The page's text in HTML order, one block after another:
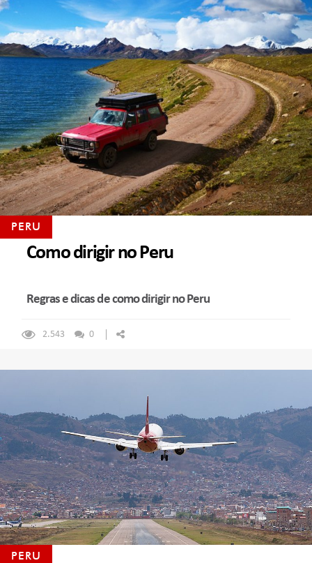
PERU
Como dirigir no Peru
Regras e dicas de como dirigir no Peru
2.543 0
PERU